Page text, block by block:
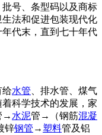
号、条型码以及商标
法和促进包装现代化
代末，直到七十年代
给水管 、排水管、煤气
科学技术的发展，家
→ 水泥管→（钢筋混凝
锌钢管 → 塑料管及铝